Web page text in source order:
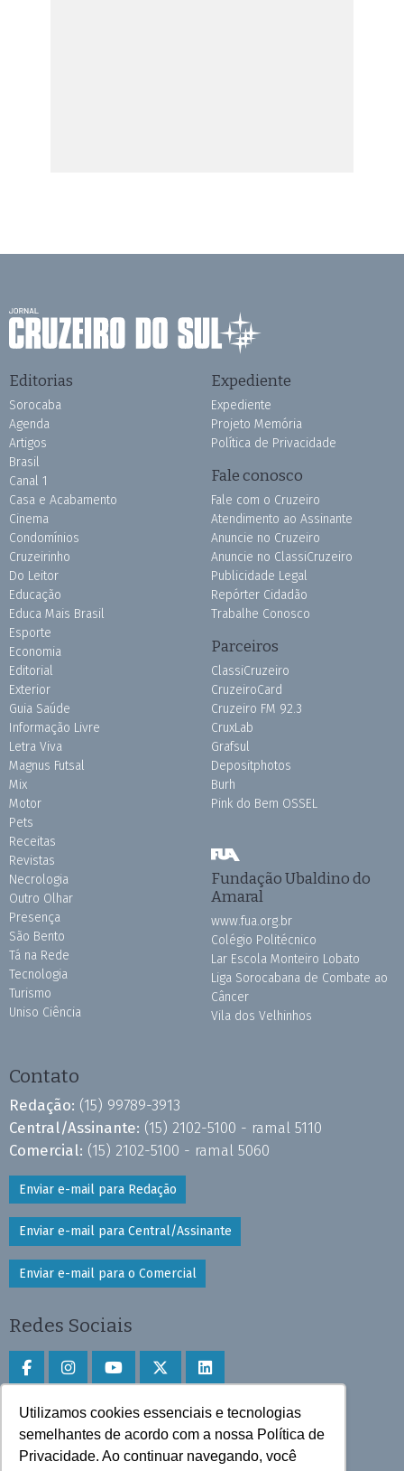
Utilizamos cookies essenciais e tecnologias
semelhantes de acordo com a nossa Política de
Privacidade. Ao continuar navegando, você
Editorias
Sorocaba
Agenda
Artigos
Brasil
Canal 1
Casa e Acabamento
Cinema
Condomínios
Cruzeirinho
Do Leitor
Educação
Educa Mais Brasil
Esporte
Economia
Editorial
Exterior
Guia Saúde
Informação Livre
Letra Viva
Magnus Futsal
Mix
Motor
Pets
Receitas
Revistas
Necrologia
Outro Olhar
Presença
São Bento
Tá na Rede
Tecnologia
Turismo
Uniso Ciência
Expediente
Expediente
Projeto Memória
Política de Privacidade
Fale conosco
Fale com o Cruzeiro
Atendimento ao Assinante
Anuncie no Cruzeiro
Anuncie no ClassiCruzeiro
Publicidade Legal
Repórter Cidadão
Trabalhe Conosco
Parceiros
ClassiCruzeiro
CruzeiroCard
Cruzeiro FM 92.3
CruxLab
Grafsul
Depositphotos
Burh
Pink do Bem OSSEL
Fundação Ubaldino do
Amaral
www.fua.org.br
Colégio Politécnico
Lar Escola Monteiro Lobato
Liga Sorocabana de Combate ao
Câncer
Vila dos Velhinhos
Contato
Redação: (15) 99789-3913
Central/Assinante: (15) 2102-5100 - ramal 5110
Comercial: (15) 2102-5100 - ramal 5060
Enviar e-mail para Redação
Enviar e-mail para Central/Assinante
Enviar e-mail para o Comercial
Redes Sociais
Faça download do aplicativo
Play Store e App Store